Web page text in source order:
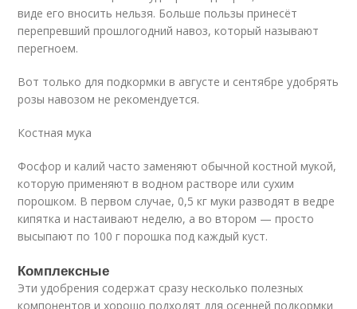
виде его вносить нельзя. Больше пользы принесёт
перепревший прошлогодний навоз, который называют
перегноем.
Вот только для подкормки в августе и сентябре удобрять
розы навозом не рекомендуется.
Костная мука
Фосфор и калий часто заменяют обычной костной мукой,
которую применяют в водном растворе или сухим
порошком. В первом случае, 0,5 кг муки разводят в ведре
кипятка и настаивают неделю, а во втором — просто
высыпают по 100 г порошка под каждый куст.
Комплексные
Эти удобрения содержат сразу несколько полезных
компонентов и хорошо подходят для осенней подкормки